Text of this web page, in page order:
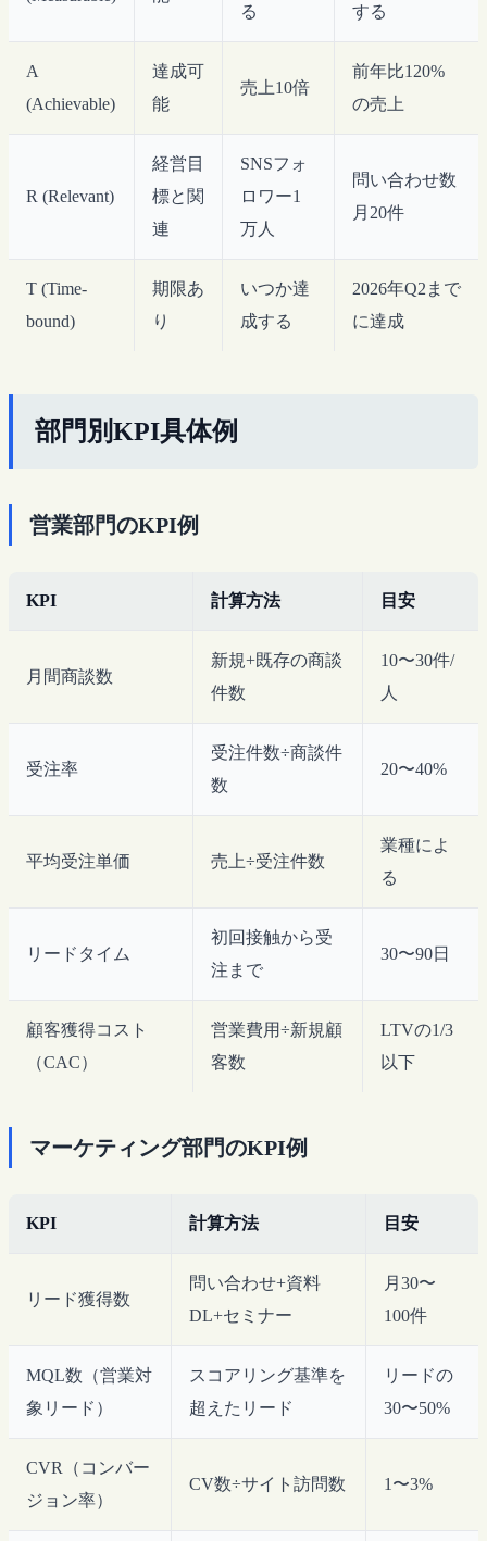
る
する
A
(Achievable)
達成可
能
売上10倍
前年比120%
の売上
R (Relevant)
経営目
標と関
連
SNSフォ
ロワー1
万人
問い合わせ数
月20件
T (Time-
bound)
期限あ
り
いつか達
成する
2026年Q2まで
に達成
部門別KPI具体例
営業部門のKPI例
KPI 計算方法 目安
月間商談数
新規+既存の商談
件数
10〜30件/
人
受注率
受注件数÷商談件
数
20〜40%
平均受注単価 売上÷受注件数
業種によ
る
リードタイム
初回接触から受
注まで
30〜90日
顧客獲得コスト
（CAC）
営業費用÷新規顧
客数
LTVの1/3
以下
マーケティング部門のKPI例
KPI 計算方法 目安
リード獲得数
問い合わせ+資料
DL+セミナー
月30〜
100件
MQL数（営業対
象リード）
スコアリング基準を
超えたリード
リードの
30〜50%
CVR（コンバー
ジョン率）
CV数÷サイト訪問数 1〜3%